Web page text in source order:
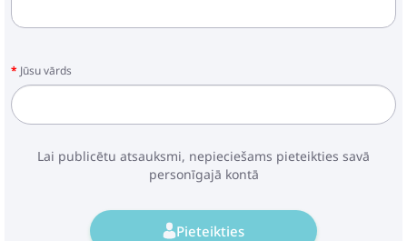
Jūsu vārds
Lai publicētu atsauksmi, nepieciešams pieteikties savā
personīgajā kontā
Pieteikties